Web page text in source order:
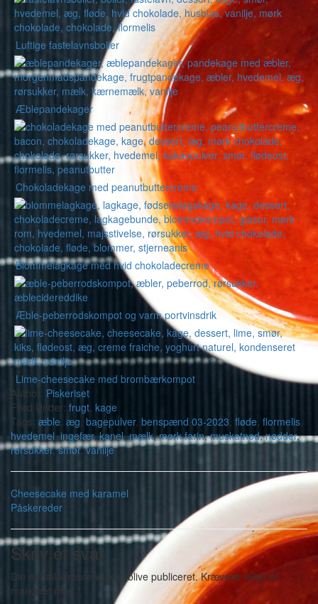
Luftige fastelavnsboller
Æblepandekager
Chokoladekage med peanutbuttercreme
Blommelagkage med hvid chokoladecreme
Æble-peberrodskompot og varm portvinsdrik
Lime-cheesecake med brombærkompot
Author: Piskeriset
Filed Under: frugt, kage
Tags: æble, æg, bagepulver, benspænd 03-2023, fløde, flormelis,
hvedemel,ingefær,kanel,mælk,mørk farin,muskatnød,nødder,
rørsukker,smør,vanilje
Cheesecake med karamel
Påskereder
Skriv et svar
Din e-mailadresse vil ikke blive publiceret. Krævede felter er
markeret med